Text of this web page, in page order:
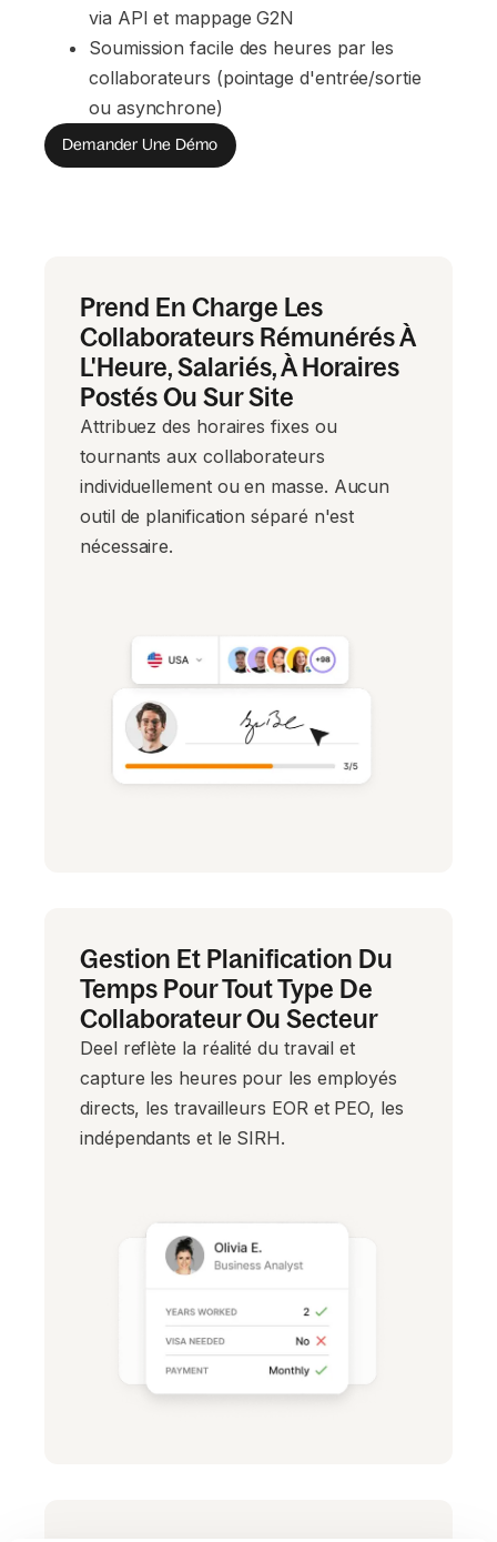
via API et mappage G2N
Soumission facile des heures par les
collaborateurs (pointage d'entrée/sortie
ou asynchrone)
Demander Une Démo
Prend En Charge Les
Collaborateurs Rémunérés À
L'Heure, Salariés, À Horaires
Postés Ou Sur Site
Attribuez des horaires fixes ou
tournants aux collaborateurs
individuellement ou en masse. Aucun
outil de planification séparé n'est
nécessaire.
Gestion Et Planification Du
Temps Pour Tout Type De
Collaborateur Ou Secteur
Deel reflète la réalité du travail et
capture les heures pour les employés
directs, les travailleurs EOR et PEO, les
indépendants et le SIRH.